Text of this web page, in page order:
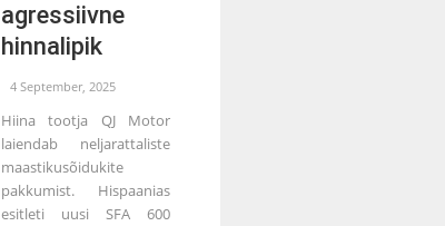
agressiivne
hinnalipik
4 September, 2025
Hiina tootja QJ Motor
laiendab neljarattaliste
maastikusõidukite
pakkumist. Hispaanias
esitleti uusi SFA 600